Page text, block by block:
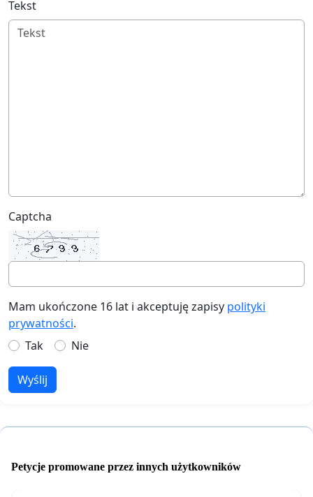
Tekst
Captcha
Mam ukończone 16 lat i akceptuję zapisy polityki
prywatności.
Tak
Nie
Wyślij
Petycje promowane przez innych użytkowników